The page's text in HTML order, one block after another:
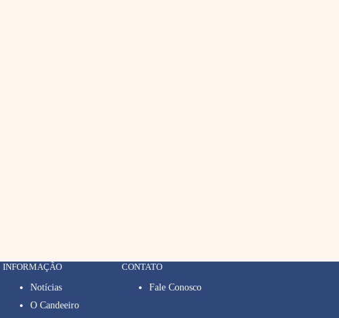
INFORMAÇÃO
Notícias
O Candeeiro
CONTATO
Fale Conosco